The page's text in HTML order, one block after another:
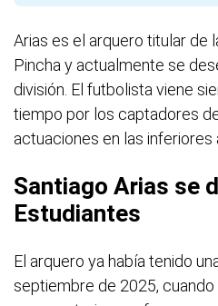
Arias es el arquero titular de
Pincha y actualmente se
división. El futbolista viene
tiempo por los captadores
actuaciones en las inferiores
Santiago Arias se
Estudiantes
El arquero ya había tenido
septiembre de 2025,